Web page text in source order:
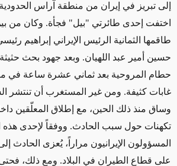
إلى تبريز في إيران من منطقة آراس
اختفت إحدى طائرتي "بيل" فجأة. وكان من بين
طاقمها الثمانية الرئيس الإيراني إبراهيم
حسين أمير عبد اللهيان. وبعد جهود بحث
حطام المروحية بعد ثماني عشرة ساعة في
غابات كثيفة. ومن غير المستغرب أن تنتشر
وساق منذ ذلك الحين، مع إطلاق المعلّقين
تكهنات حول سبب الحادث. ووفقاً لإحدى هذه
المسؤولون الإيرانيون مراراً، يُعزى الحادث
على قطاع الطيران في البلاد. ومع ذلك،